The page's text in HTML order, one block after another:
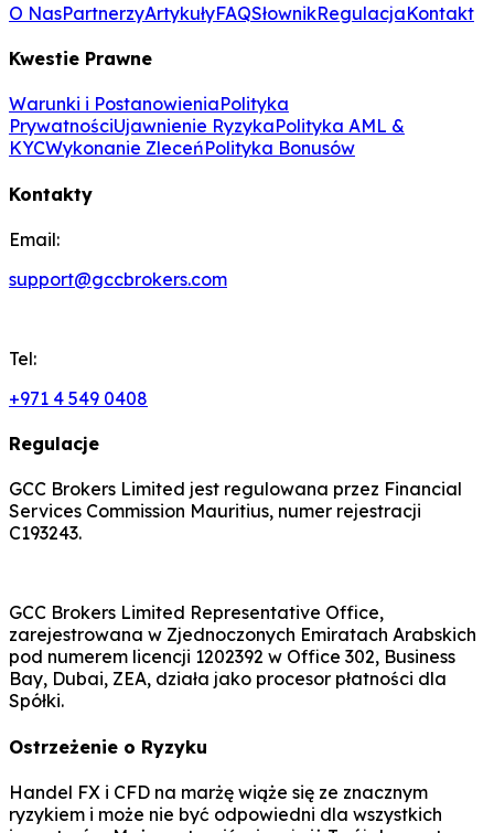
O NasPartnerzyArtykułyFAQSłownikRegulacjaKontakt
Kwestie Prawne
Warunki i PostanowieniaPolityka
PrywatnościUjawnienie RyzykaPolityka AML &
KYCWykonanie ZleceńPolityka Bonusów
Kontakty
Email:
support@gccbrokers.com
Tel:
+971 4 549 0408
Regulacje
GCC Brokers Limited jest regulowana przez Financial
Services Commission Mauritius, numer rejestracji
C193243.
GCC Brokers Limited Representative Office,
zarejestrowana w Zjednoczonych Emiratach Arabskich
pod numerem licencji 1202392 w Office 302, Business
Bay, Dubai, ZEA, działa jako procesor płatności dla
Spółki.
Ostrzeżenie o Ryzyku
Handel FX i CFD na marżę wiąże się ze znacznym
ryzykiem i może nie być odpowiedni dla wszystkich